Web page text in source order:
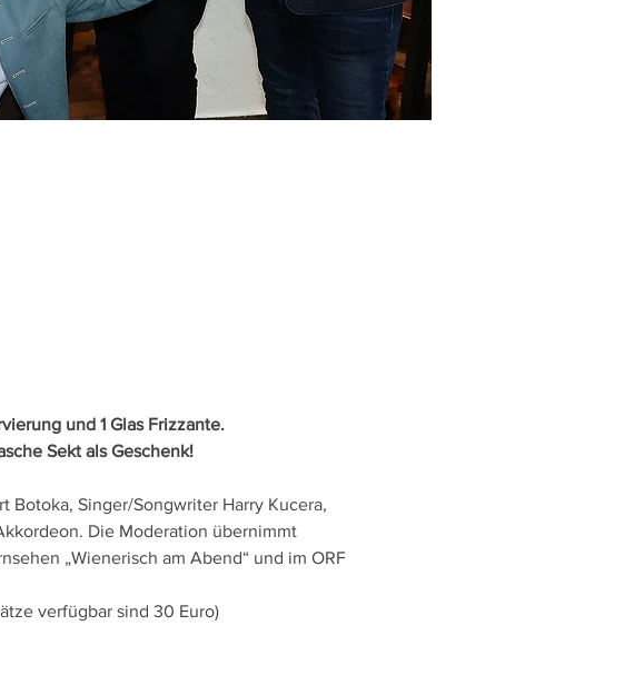
und 1 Glas Frizzante.
Sekt als Geschenk!
Botoka, Singer/Songwriter Harry Kucera,
Die Moderation übernimmt
„Wienerisch am Abend“ und im ORF
verfügbar sind 30 Euro)